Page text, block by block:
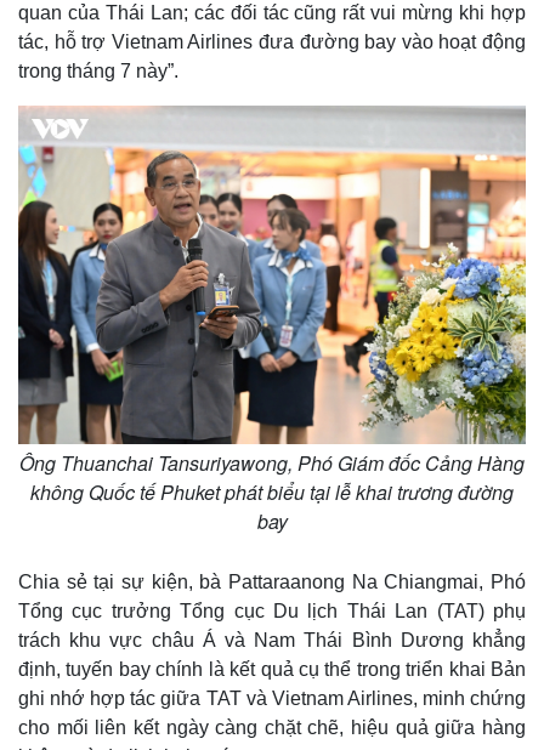
Kinh tế
Bất động sản
Khởi nghiệp
Thị trường
Giá vàng
Tiêu dùng
quan của Thái Lan; các đối tác cũng rất vui mừng khi hợp
tác, hỗ trợ Vietnam Airlines đưa đường bay vào hoạt động
trong tháng 7 này”.
Ông Thuanchai Tansuriyawong, Phó Giám đốc Cảng Hàng
không Quốc tế Phuket phát biểu tại lễ khai trương đường
bay
Chia sẻ tại sự kiện, bà Pattaraanong Na Chiangmai, Phó
Tổng cục trưởng Tổng cục Du lịch Thái Lan (TAT) phụ
trách khu vực châu Á và Nam Thái Bình Dương khẳng
định, tuyến bay chính là kết quả cụ thể trong triển khai Bản
ghi nhớ hợp tác giữa TAT và Vietnam Airlines, minh chứng
cho mối liên kết ngày càng chặt chẽ, hiệu quả giữa hàng